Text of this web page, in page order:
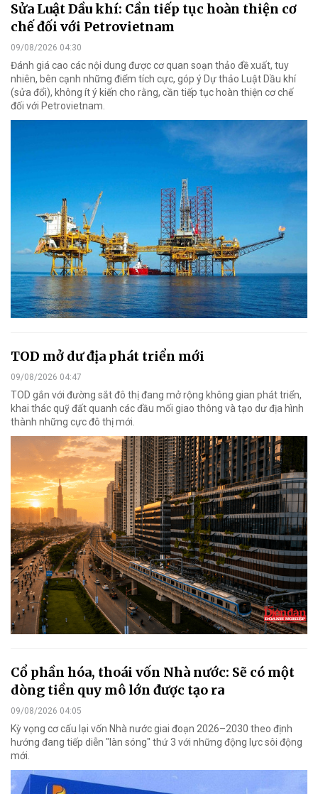
Sửa Luật Dầu khí: Cần tiếp tục hoàn thiện cơ
chế đối với Petrovietnam
09/08/2026 04:30
Đánh giá cao các nội dung được cơ quan soạn thảo đề xuất, tuy
nhiên, bên cạnh những điểm tích cực, góp ý Dự thảo Luật Dầu khí
(sửa đổi), không ít ý kiến cho rằng, cần tiếp tục hoàn thiện cơ chế
đối với Petrovietnam.
TOD mở dư địa phát triển mới
09/08/2026 04:47
TOD gắn với đường sắt đô thị đang mở rộng không gian phát triển,
khai thác quỹ đất quanh các đầu mối giao thông và tạo dư địa hình
thành những cực đô thị mới.
Cổ phần hóa, thoái vốn Nhà nước: Sẽ có một
dòng tiền quy mô lớn được tạo ra
09/08/2026 04:05
Kỳ vọng cơ cấu lại vốn Nhà nước giai đoạn 2026–2030 theo định
hướng đang tiếp diễn "làn sóng" thứ 3 với những động lực sôi động
mới.